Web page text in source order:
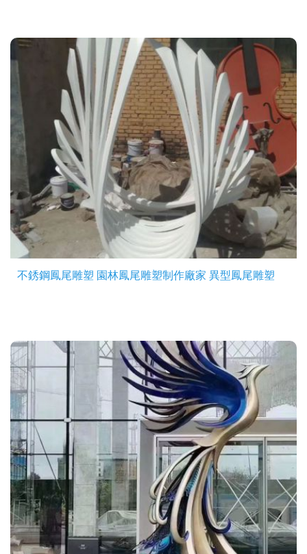
不銹鋼鳳尾雕塑 園林鳳尾雕塑制作廠家 異型鳳尾雕塑